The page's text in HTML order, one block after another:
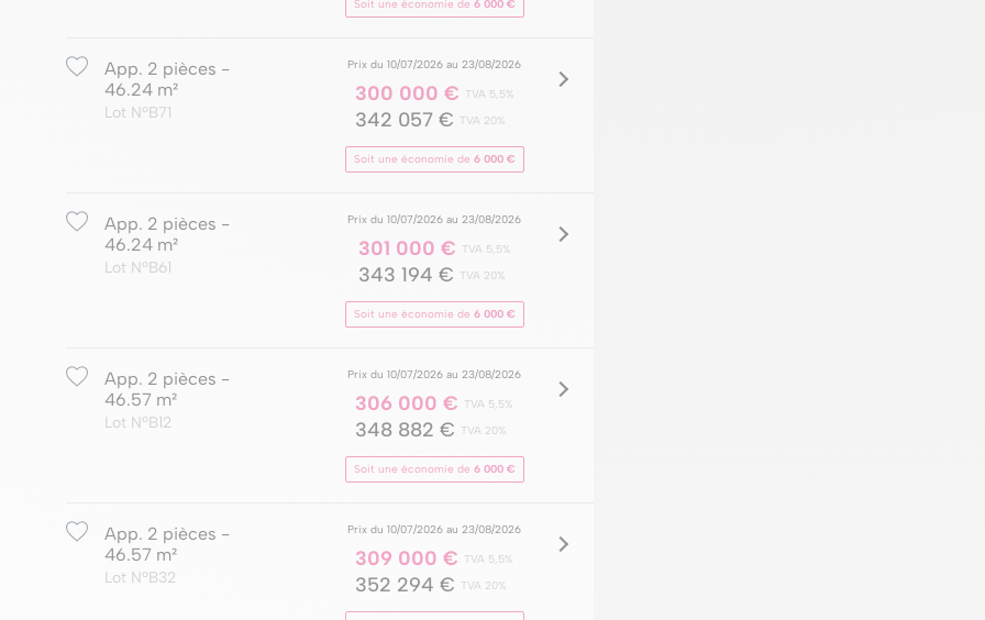
Soit une économie de 6 000 €
App. 2 pièces -
46.24 m²
Lot NºB71
Prix du 10/07/2026 au 23/08/2026
300 000 € TVA 5,5%
342 057 € TVA 20%
Soit une économie de 6 000 €
App. 2 pièces -
46.24 m²
Lot NºB61
Prix du 10/07/2026 au 23/08/2026
301 000 € TVA 5,5%
343 194 € TVA 20%
Soit une économie de 6 000 €
App. 2 pièces -
46.57 m²
Lot NºB12
Prix du 10/07/2026 au 23/08/2026
306 000 € TVA 5,5%
348 882 € TVA 20%
Soit une économie de 6 000 €
App. 2 pièces -
46.57 m²
Lot NºB32
Prix du 10/07/2026 au 23/08/2026
309 000 € TVA 5,5%
352 294 € TVA 20%